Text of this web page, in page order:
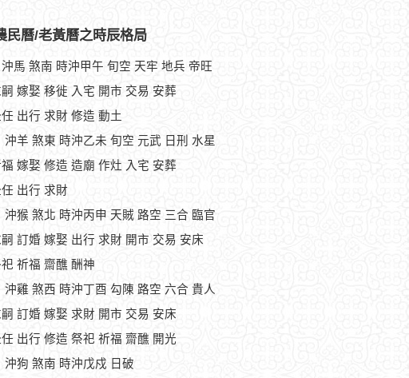
民曆/老黃曆之時辰格局
馬 煞南 時沖甲午 旬空 天牢 地兵 帝旺
嫁娶 移徙 入宅 開市 交易 安葬
出行 求財 修造 動土
沖羊 煞東 時沖乙未 旬空 元武 日刑 水星
嫁娶 修造 造廟 作灶 入宅 安葬
出行 求財
沖猴 煞北 時沖丙申 天賊 路空 三合 臨官
訂婚 嫁娶 出行 求財 開市 交易 安床
祈福 齋醮 酬神
沖雞 煞西 時沖丁酉 勾陳 路空 六合 貴人
訂婚 嫁娶 求財 開市 交易 安床
出行 修造 祭祀 祈福 齋醮 開光
沖狗 煞南 時沖戊戍 日破